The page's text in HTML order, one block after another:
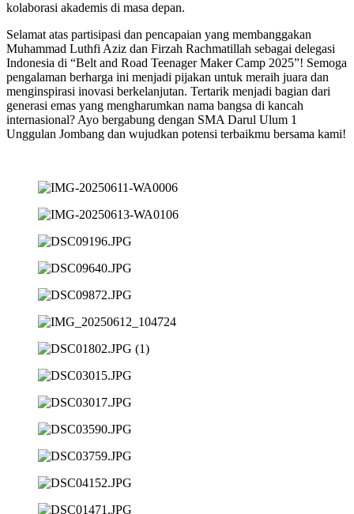
kolaborasi akademis di masa depan.
Selamat atas partisipasi dan pencapaian yang membanggakan
Muhammad Luthfi Aziz dan Firzah Rachmatillah sebagai delegasi
Indonesia di “Belt and Road Teenager Maker Camp 2025”! Semoga
pengalaman berharga ini menjadi pijakan untuk meraih juara dan
menginspirasi inovasi berkelanjutan. Tertarik menjadi bagian dari
generasi emas yang mengharumkan nama bangsa di kancah
internasional? Ayo bergabung dengan SMA Darul Ulum 1
Unggulan Jombang dan wujudkan potensi terbaikmu bersama kami!